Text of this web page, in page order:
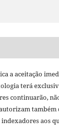
a aceitação
terá
continuarão,
também
aos